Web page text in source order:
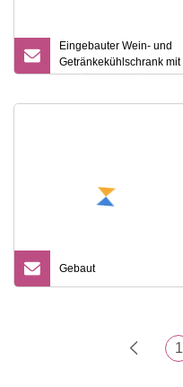
Eingebauter Wein- und
Getränkekühlschrank mit
französischen Türen
Gebaut
1